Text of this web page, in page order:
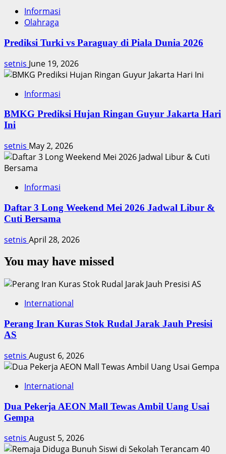
Informasi
Olahraga
Prediksi Turki vs Paraguay di Piala Dunia 2026
setnis June 19, 2026
Informasi
BMKG Prediksi Hujan Ringan Guyur Jakarta Hari
Ini
setnis May 2, 2026
Informasi
Daftar 3 Long Weekend Mei 2026 Jadwal Libur &
Cuti Bersama
setnis April 28, 2026
You may have missed
International
Perang Iran Kuras Stok Rudal Jarak Jauh Presisi
AS
setnis August 6, 2026
International
Dua Pekerja AEON Mall Tewas Ambil Uang Usai
Gempa
setnis August 5, 2026